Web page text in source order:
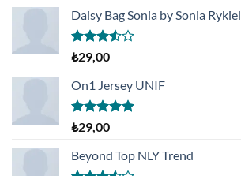
Daisy Bag Sonia by Sonia Rykiel
5
üzerinden
3.50oy
aldı
₺29,00
On1 Jersey UNIF
5 üzerinden
5.00oy
aldı
₺29,00
Beyond Top NLY Trend